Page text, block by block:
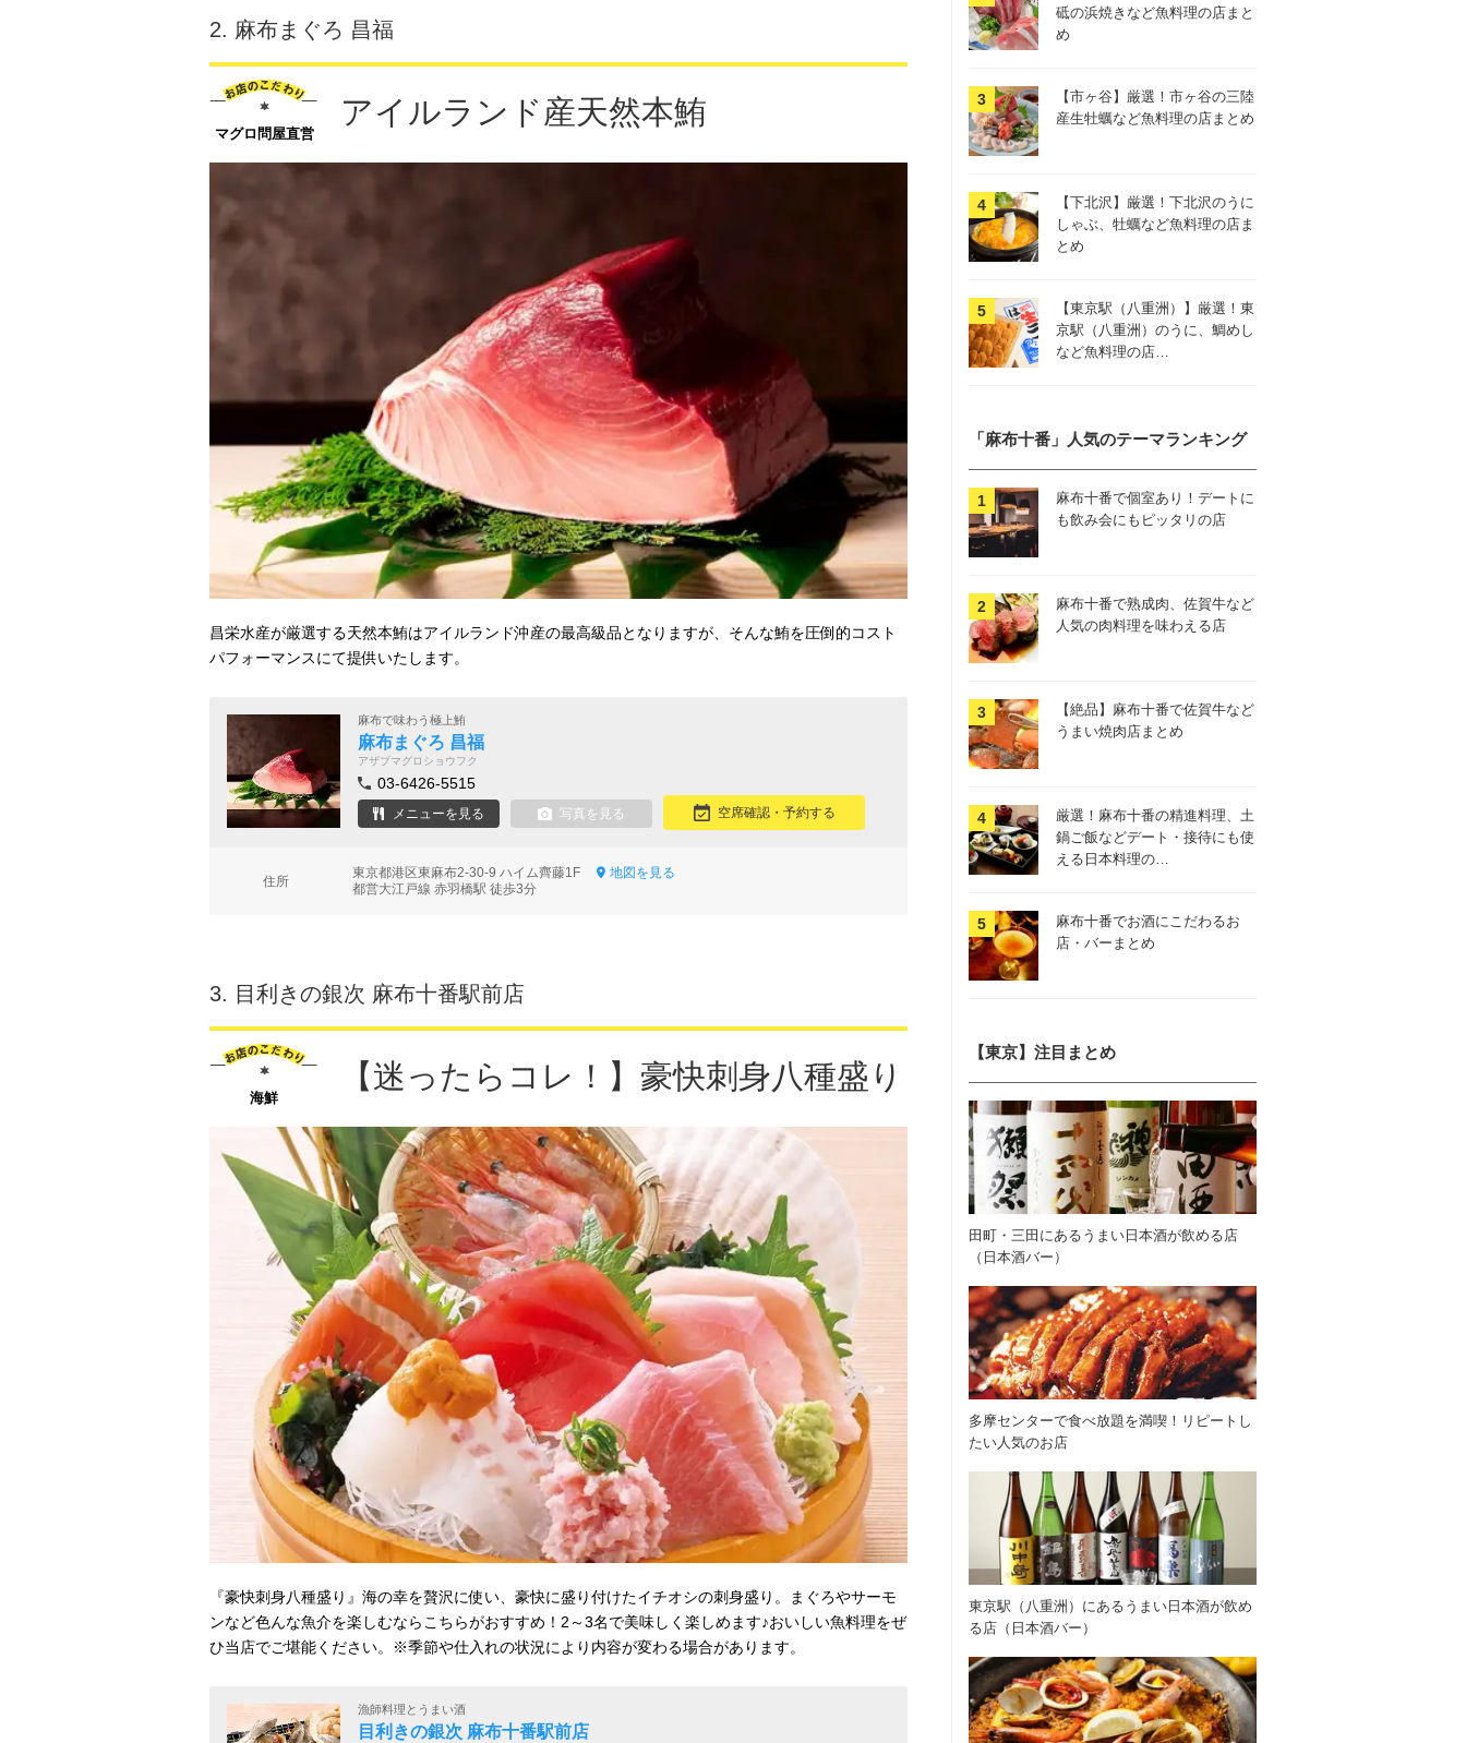
2. 麻布まぐろ 昌福
マグロ問屋直営
アイルランド産天然本鮪
昌栄水産が厳選する天然本鮪はアイルランド沖産の最高級品となりますが、そんな鮪を圧倒的コスト
パフォーマンスにて提供いたします。
麻布で味わう極上鮪
麻布まぐろ 昌福
アザブマグロショウフク
03-6426-5515
メニューを見る 写真を見る 空席確認・予約する
住所
東京都港区東麻布2-30-9 ハイム齊藤1F
地図を見る
都営大江戸線 赤羽橋駅 徒歩3分
3. 目利きの銀次 麻布十番駅前店
海鮮
【迷ったらコレ！】豪快刺身八種盛り
『豪快刺身八種盛り』海の幸を贅沢に使い、豪快に盛り付けたイチオシの刺身盛り。まぐろやサーモ
ンなど色んな魚介を楽しむならこちらがおすすめ！2～3名で美味しく楽しめます♪おいしい魚料理をぜ
ひ当店でご堪能ください。※季節や仕入れの状況により内容が変わる場合があります。
漁師料理とうまい酒
目利きの銀次 麻布十番駅前店
砥の浜焼きなど魚料理の店まと
め
【市ヶ谷】厳選！市ヶ谷の三陸
産生牡蠣など魚料理の店まとめ
【下北沢】厳選！下北沢のうに
しゃぶ、牡蠣など魚料理の店ま
とめ
【東京駅（八重洲）】厳選！東
京駅（八重洲）のうに、鯛めし
など魚料理の店…
「麻布十番」人気のテーマランキング
麻布十番で個室あり！デートに
も飲み会にもピッタリの店
麻布十番で熟成肉、佐賀牛など
人気の肉料理を味わえる店
【絶品】麻布十番で佐賀牛など
うまい焼肉店まとめ
厳選！麻布十番の精進料理、土
鍋ご飯などデート・接待にも使
える日本料理の…
麻布十番でお酒にこだわるお
店・バーまとめ
【東京】注目まとめ
田町・三田にあるうまい日本酒が飲める店
（日本酒バー）
多摩センターで食べ放題を満喫！リピートし
たい人気のお店
東京駅（八重洲）にあるうまい日本酒が飲め
る店（日本酒バー）